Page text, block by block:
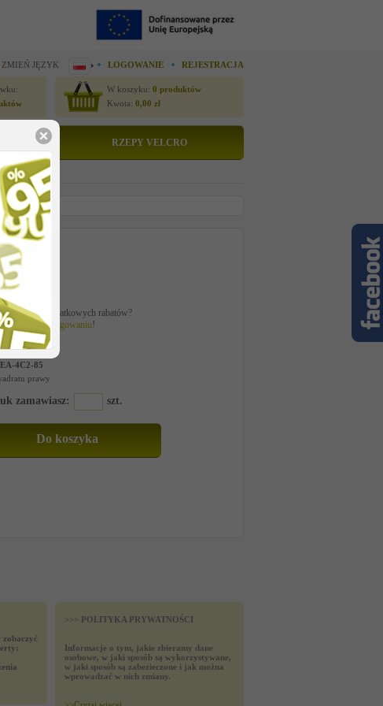
ZMIEŃ JĘZYK LOGOWANIE REJESTRACJA
W koszyku: 0 produktów
Kwota: 0,00 zł
RZEPY VELCRO
netto
zł
korzystać z dodatkowych rabatów?
ceny pozalogowaniu!
EA-4C2-85
prawy
zamawiasz: szt.
zobaczyć
>>> POLITYKA PRYWATNOŚCI
Informacje o tym, jakie zbieramy dane
osobowe, w jaki sposób są wykorzystywane,
w jaki sposób są zabezieczone i jak można
wprowadzać w nich zmiany.